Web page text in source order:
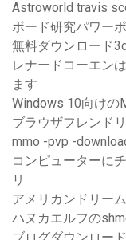
Astroworld travis
ボード研究パワー
無料ダウンロード
レナードコーエン
ます
Windows 10向けの
ブラウザフレンド
mmo -pvp -
コンピューターに
リ
アメリカンドリー
ハヌカエルフの